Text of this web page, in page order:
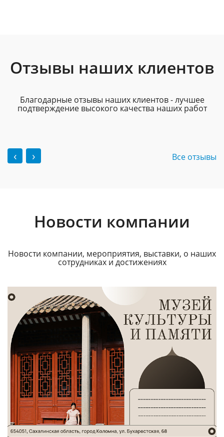
Отзывы наших клиентов
Благодарные отзывы наших клиентов - лучшее
подтверждение высокого качества наших работ
‹ › Все отзывы
Новости компании
Новости компании, мероприятия, выставки, о наших
сотрудниках и достижениях